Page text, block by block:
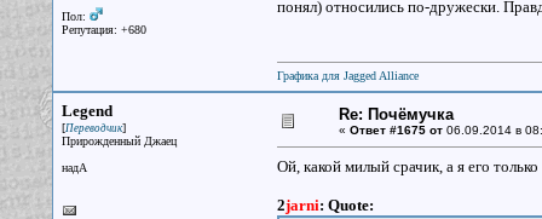
Пол:
Репутация: +680
понял) относились по-дружески.
Графика для Jagged Alliance
Legend
[Переводчик]
Прирожденный Джаец
надА
Re: Почёмучка
« Ответ #1675 от06.09.2014 в
Ой, какой милый срачик, а я его
2jarni: Quote: